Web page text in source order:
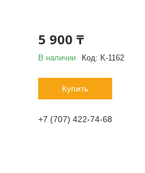
5 900 ₸
В наличии Код: K-1162
Купить
+7 (707) 422-74-68